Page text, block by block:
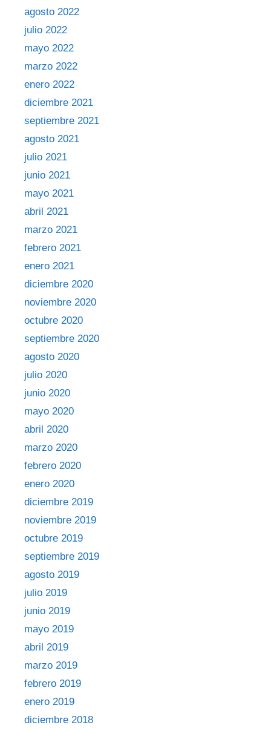
agosto 2022
julio 2022
mayo 2022
marzo 2022
enero 2022
diciembre 2021
septiembre 2021
agosto 2021
julio 2021
junio 2021
mayo 2021
abril 2021
marzo 2021
febrero 2021
enero 2021
diciembre 2020
noviembre 2020
octubre 2020
septiembre 2020
agosto 2020
julio 2020
junio 2020
mayo 2020
abril 2020
marzo 2020
febrero 2020
enero 2020
diciembre 2019
noviembre 2019
octubre 2019
septiembre 2019
agosto 2019
julio 2019
junio 2019
mayo 2019
abril 2019
marzo 2019
febrero 2019
enero 2019
diciembre 2018